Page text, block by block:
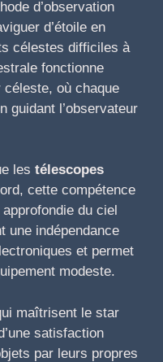
d’observation
d’étoile en
célestes difficiles à
fonctionne
où chaque
guidant l’observateur
les télescopes
cette compétence
du ciel
une indépendance
et permet
modeste.
maîtrisent le star
satisfaction
par leurs propres